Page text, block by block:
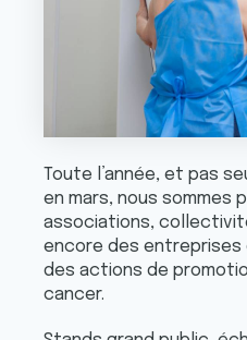
Toute l’année, et pas
en mars, nous sommes
associations,
encore des entreprises
des actions de
cancer.